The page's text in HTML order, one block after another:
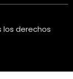
los derechos